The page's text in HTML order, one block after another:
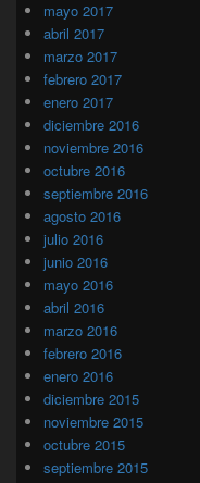
mayo 2017
abril 2017
marzo 2017
febrero 2017
enero 2017
diciembre 2016
noviembre 2016
octubre 2016
septiembre 2016
agosto 2016
julio 2016
junio 2016
mayo 2016
abril 2016
marzo 2016
febrero 2016
enero 2016
diciembre 2015
noviembre 2015
octubre 2015
septiembre 2015